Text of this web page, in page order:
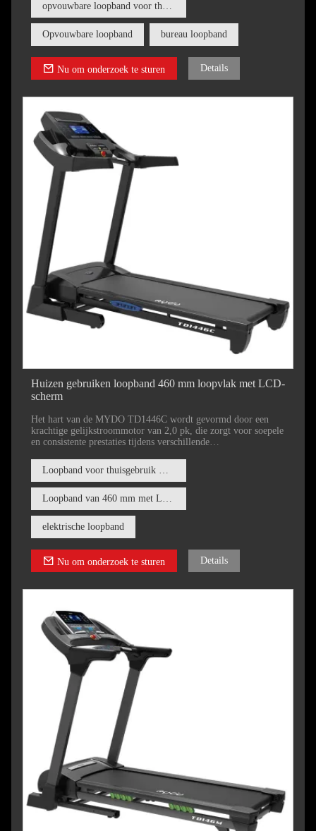
geschikt voor gebruikers van alle fitnessniveaus, van wandelen
tot intensief hardlopen.
Opvouwbare loopband bureau loopband
Nu om onderzoek te sturen Details
Huizen gebruiken loopband 460 mm loopvlak met LCD-
scherm
Het hart van de MYDO TD1446C wordt gevormd door een
krachtige gelijkstroommotor van 2,0 pk, die zorgt voor soepele
en consistente prestaties tijdens verschillende
van een zachte 1,0 km/u tot een opwindende 18 km/u, geschikt
voor zowel beginners als doorgewinterde hardlopers.
elektrische loopband
Nu om onderzoek te sturen Details